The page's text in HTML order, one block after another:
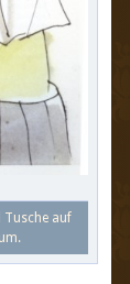
Tusche auf